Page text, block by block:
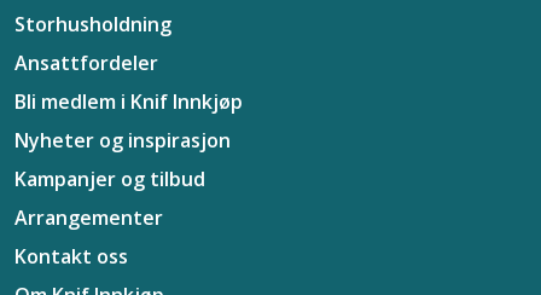
Storhusholdning
Ansattfordeler
Bli medlem i Knif Innkjøp
Nyheter og inspirasjon
Kampanjer og tilbud
Arrangementer
Kontakt oss